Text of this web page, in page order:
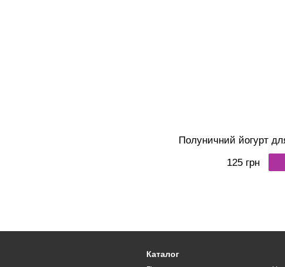
Полуничний йогурт
125 грн
Каталог